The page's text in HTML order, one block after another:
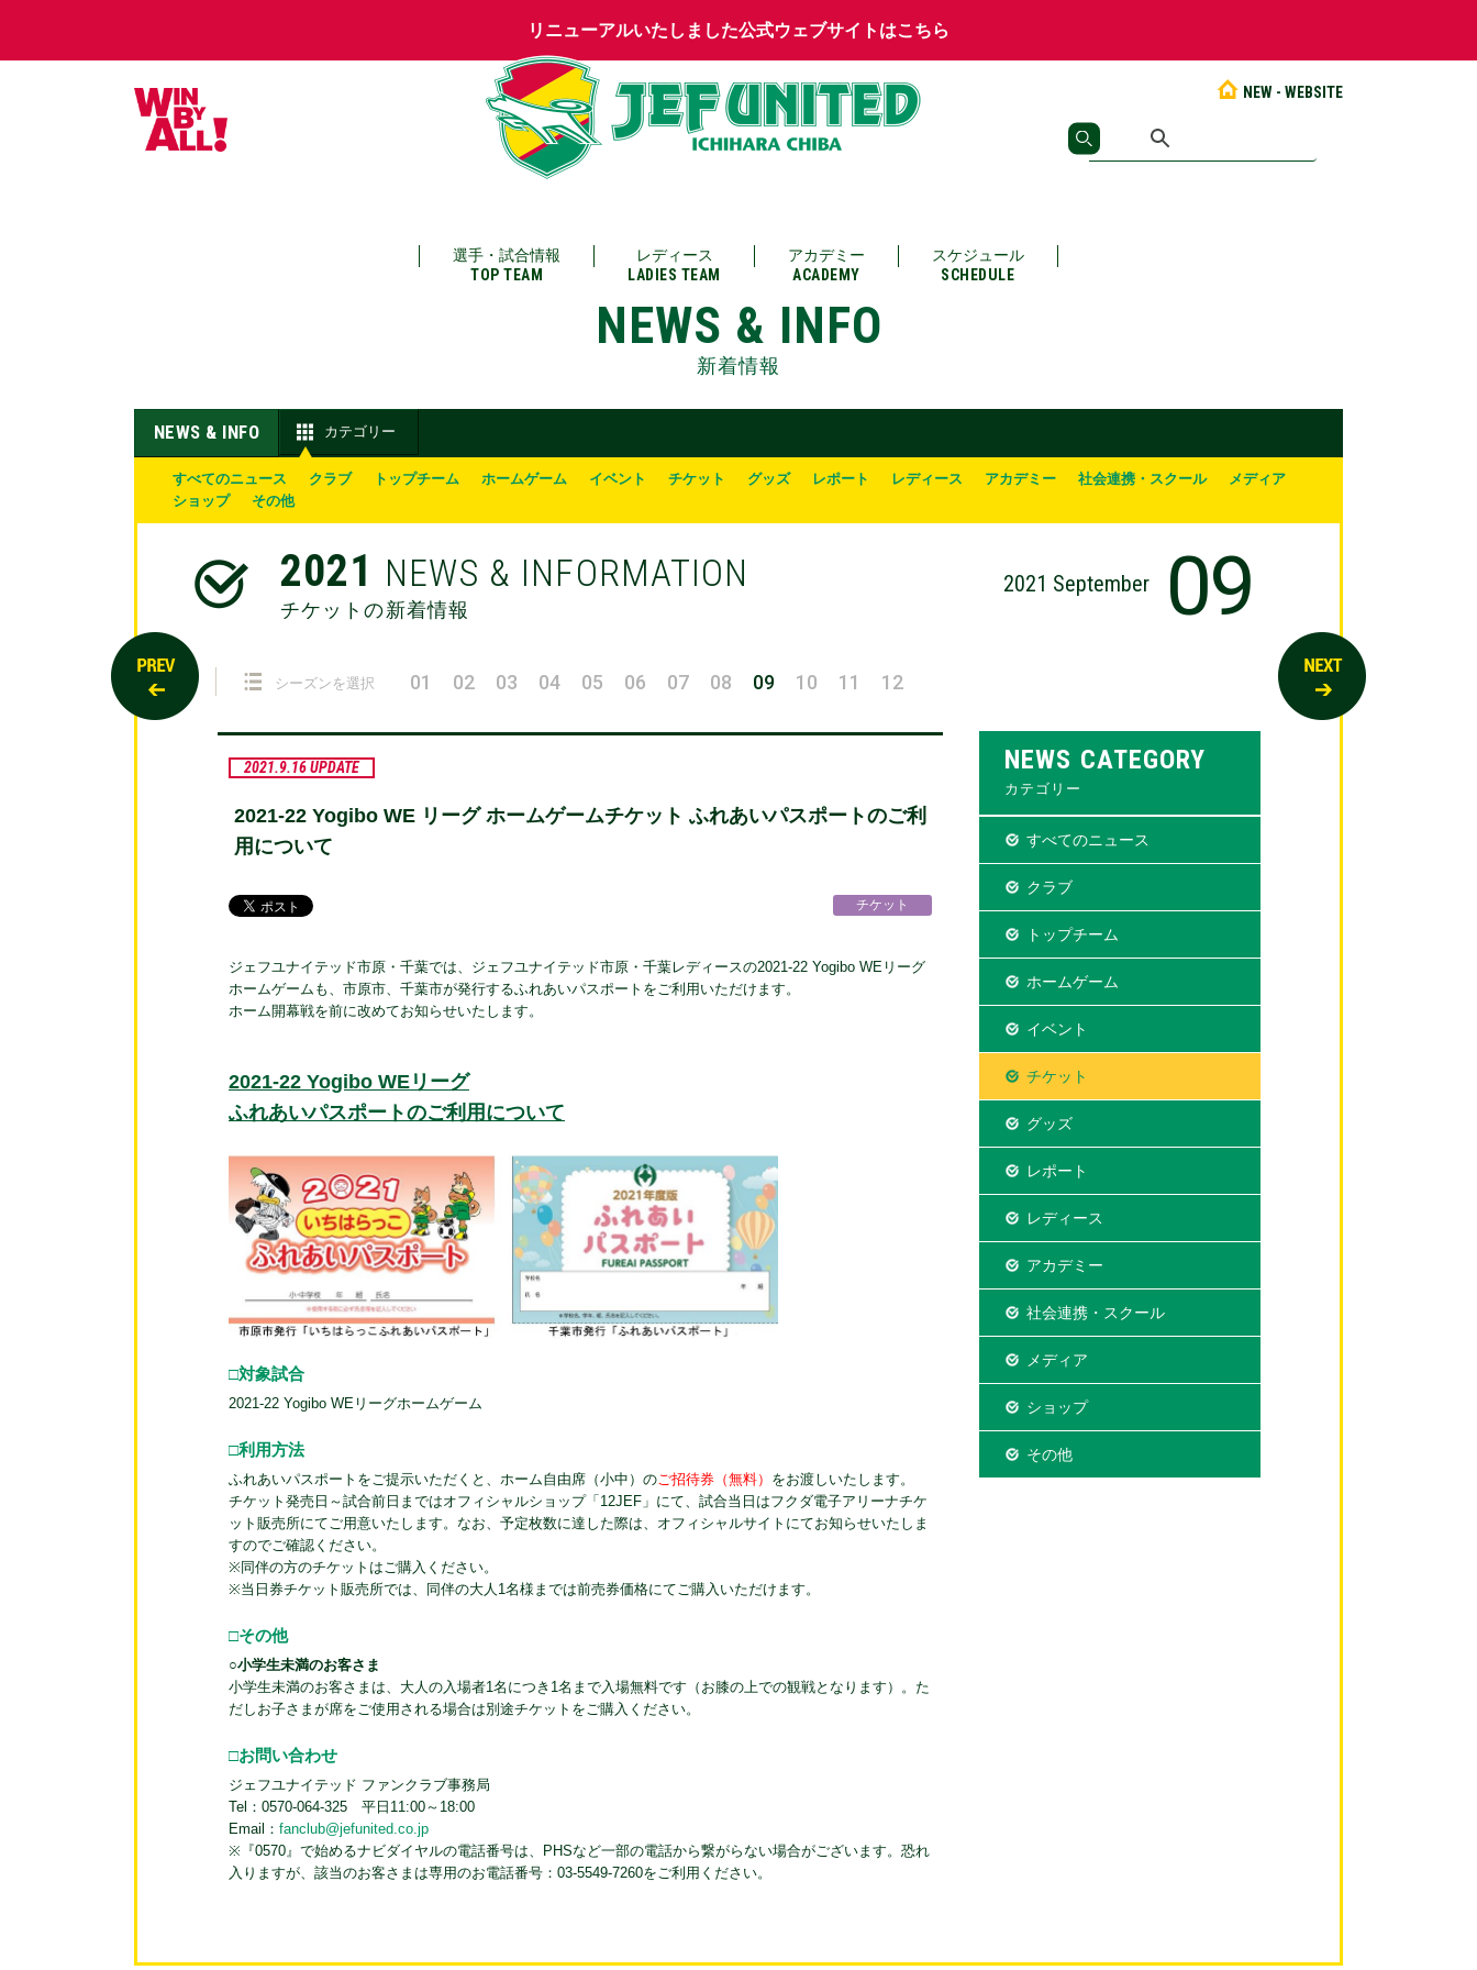
リニューアルいたしました公式ウェブサイトはこちら
NEW - WEBSITE
選手・試合情報
TOP TEAM
レディース
LADIES TEAM
アカデミー
ACADEMY
スケジュール
SCHEDULE
NEWS & INFO
新着情報
NEWS & INFO カテゴリー
すべてのニュース クラブ トップチーム ホームゲーム イベント チケット グッズ レポート レディース アカデミー 社会連携・スクール
メディア
ショップ
その他
2021 NEWS & INFORMATION
チケットの新着情報
2021 September 09
シーズンを選択 01 02 03 04 05 06 07 08 09 10 11 12
2021.9.16 UPDATE
2021‐22 Yogibo WE リーグ ホームゲームチケット ふれあいパスポートのご利
用について
チケット
ジェフユナイテッド市原・千葉では、ジェフユナイテッド市原・千葉レディースの2021-22 Yogibo WEリーグ
ホームゲームも、市原市、千葉市が発行するふれあいパスポートをご利用いただけます。
ホーム開幕戦を前に改めてお知らせいたします。
2021‐22 Yogibo WEリーグ
ふれあいパスポートのご利用について
□対象試合
2021-22 Yogibo WEリーグホームゲーム
□利用方法
ふれあいパスポートをご提示いただくと、ホーム自由席（小中）の ご招待券（無料） をお渡しいたします。
チケット発売日～試合前日まではオフィシャルショップ「12JEF」にて、試合当日はフクダ電子アリーナチケ
ット販売所にてご用意いたします。なお、予定枚数に達した際は、オフィシャルサイトにてお知らせいたしま
すのでご確認ください。
※同伴の方のチケットはご購入ください。
※当日券チケット販売所では、同伴の大人1名様までは前売券価格にてご購入いただけます。
□その他
○小学生未満のお客さま
小学生未満のお客さまは、大人の入場者1名につき1名まで入場無料です（お膝の上での観戦となります）。た
だしお子さまが席をご使用される場合は別途チケットをご購入ください。
□お問い合わせ
ジェフユナイテッド ファンクラブ事務局
Tel：0570-064-325 平日11:00～18:00
Email： fanclub@jefunited.co.jp
※『0570』で始めるナビダイヤルの電話番号は、PHSなど一部の電話から繋がらない場合がございます。恐れ
入りますが、該当のお客さまは専用のお電話番号：03-5549-7260をご利用ください。
NEWS CATEGORY
カテゴリー
すべてのニュース
クラブ
トップチーム
ホームゲーム
イベント
チケット
グッズ
レポート
レディース
アカデミー
社会連携・スクール
メディア
ショップ
その他